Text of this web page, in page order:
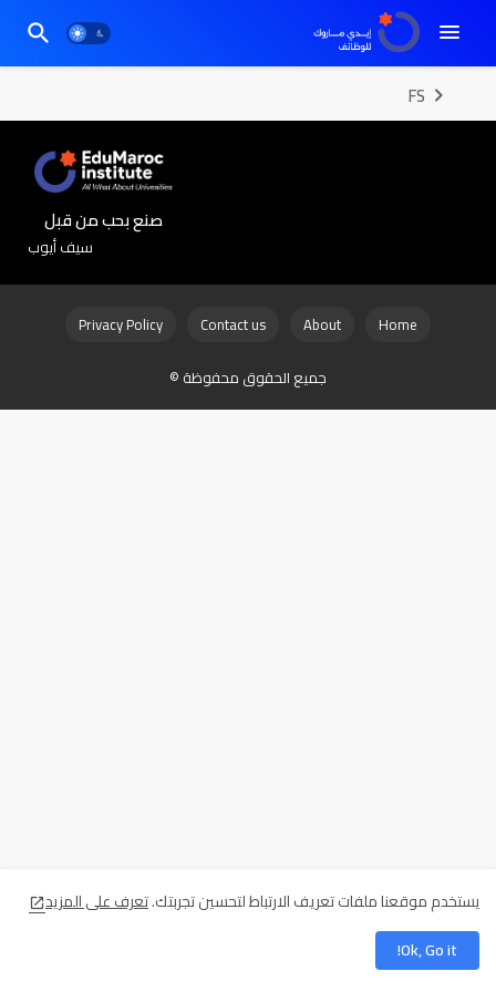
FS
صنع بحب من قبل
سيف أيوب
جميع الحقوق محفوظة ©
Home
About
Contact us
Privacy Policy
يستخدم موقعنا ملفات تعريف الارتباط لتحسين تجربتك.تعرف على المزيد
Ok, Go it!